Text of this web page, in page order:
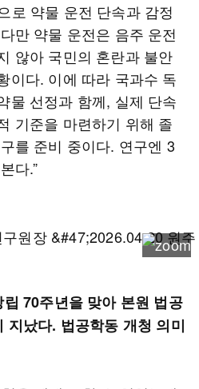
로 약물 운전 단속과 감정
만 약물 운전은 음주 운전
않아 국민의 혼란과 불안
이다. 이에 따라 국과수 독
물 선정과 함께, 실제 단속
기준을 마련하기 위해 졸
를 준비 중이다. 연구엔 3
다.”
70주년을 맞아 본원 법공
지났다. 법공학동 개청 의미